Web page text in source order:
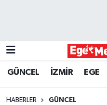
GÜNCEL İZMİR EGE
HABERLER GÜNCEL
GÜNCEL